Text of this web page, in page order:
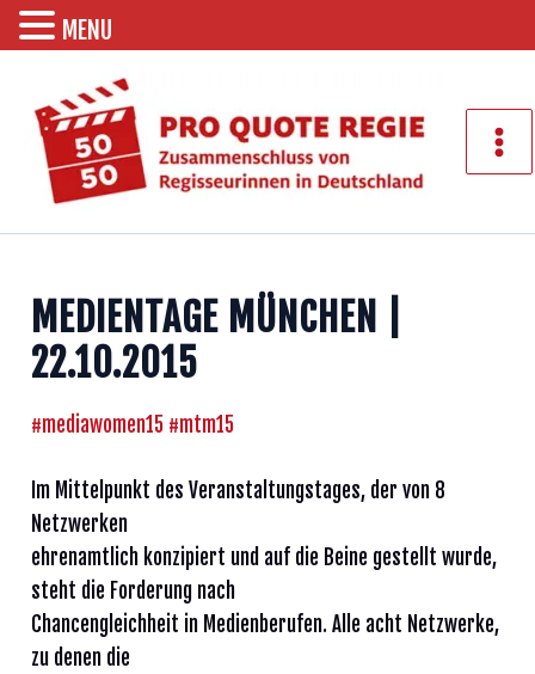
springen
MEDIENTAGE MÜNCHEN |
22.10.2015
#mediawomen15 #mtm15
Im Mittelpunkt des Veranstaltungstages, der von 8
Netzwerken
ehrenamtlich konzipiert und auf die Beine gestellt wurde,
steht die Forderung nach
Chancengleichheit in Medienberufen. Alle acht Netzwerke,
zu denen die
MENU